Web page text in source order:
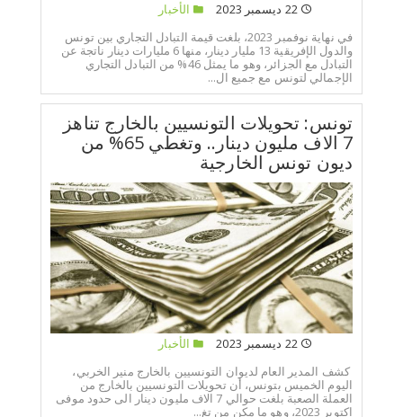
22 ديسمبر 2023
الأخبار
في نهاية نوفمبر 2023، بلغت قيمة التبادل التجاري بين تونس
والدول الإفريقية 13 مليار دينار، منها 6 مليارات دينار ناتجة عن
التبادل مع الجزائر، وهو ما يمثل 46% من التبادل التجاري
الإجمالي لتونس مع جميع ال...
تونس: تحويلات التونسيين بالخارج تناهز
7 الاف مليون دينار.. وتغطي 65% من
ديون تونس الخارجية
22 ديسمبر 2023
الأخبار
كشف المدير العام لديوان التونسيين بالخارج منير الخربي،
اليوم الخميس بتونس، أن تحويلات التونسيين بالخارج من
العملة الصعبة بلغت حوالي 7 الاف مليون دينار الى حدود موفى
اكتوبر 2023، وهو ما مكن من تغ...